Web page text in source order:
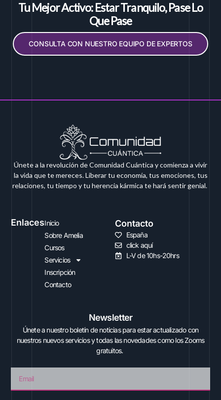
Tu Mejor Activo: Estar Tranquilo, Pase Lo
Que Pase
CONSULTA CON NUESTRO EQUIPO DE EXPERTOS
Únete a la revolución de Comunidad Cuántica y comienza a vivir
la vida que te mereces. Liberar tu economía, tus emociones, tus
relaciones, tu tiempo y tu herencia kármica te hará sentir genial.
EnlacesInicio
Sobre Amelia
Cursos
Servicios
Inscripción
Contacto
Contacto
España
click aquí
L-V de 10hs-20hrs
Newsletter
Únete a nuestro boletín de noticias para estar actualizado con
nuestros nuevos servicios y todas las novedades como los Zooms
gratuitos.